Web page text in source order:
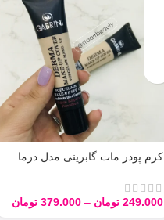
کرم پودر مات گابرینی مدل درما
249.000 تومان –
379.000 تومان